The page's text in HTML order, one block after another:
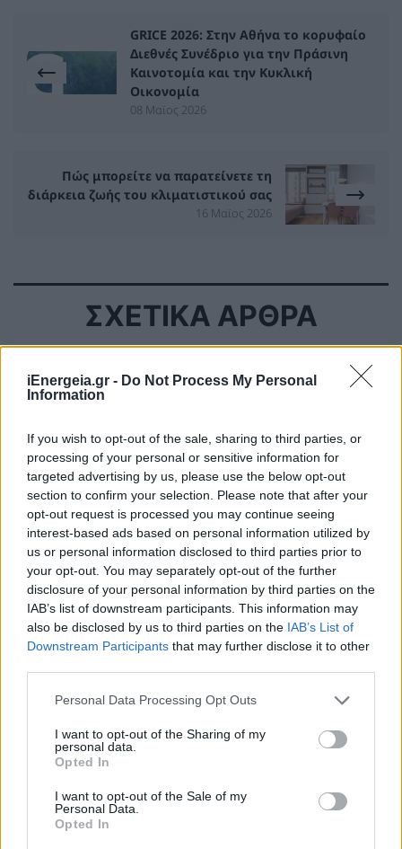
iEnergeia.gr - Do Not Process My Personal
Information
If you wish to opt-out of the sale, sharing to third parties, or
processing of your personal or sensitive information for
targeted advertising by us, please use the below opt-out
section to confirm your selection. Please note that after your
opt-out request is processed you may continue seeing
interest-based ads based on personal information utilized by
us or personal information disclosed to third parties prior to
your opt-out. You may separately opt-out of the further
disclosure of your personal information by third parties on the
IAB’s list of downstream participants. This information may
also be disclosed by us to third parties on the IAB’s List of
Downstream Participants that may further disclose it to other
Personal Data Processing Opt Outs
I want to opt-out of the Sharing of my
personal data.
Opted In
I want to opt-out of the Sale of my
Personal Data.
Opted In
GRICE 2026: Στην Αθήνα το κορυφαίο
Διεθνές Συνέδριο για την Πράσινη
Καινοτομία και την Κυκλική
Οικονομία
08 Μαϊος 2026
Πώς μπορείτε να παρατείνετε τη
διάρκεια ζωής του κλιματιστικού σας
16 Μαϊος 2026
ΣΧΕΤΙΚΑ ΑΡΘΡΑ
ΧΡΗΣΤΙΚΑ
Γιατί οι 26°C στο κλιματιστικό δεν αποτελούν
την ιδανική ρύθμιση για όλους
04/08/2026 - 07:01